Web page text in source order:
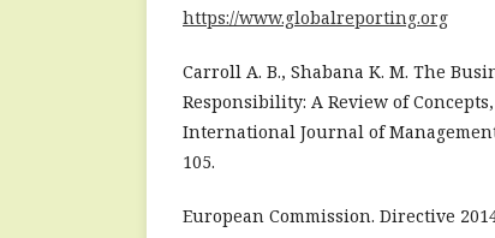
https://www.globalreporting.org
Carroll A. B., Shabana K. M. The
Responsibility: A Review of
International Journal of Management
105.
European Commission. Directive